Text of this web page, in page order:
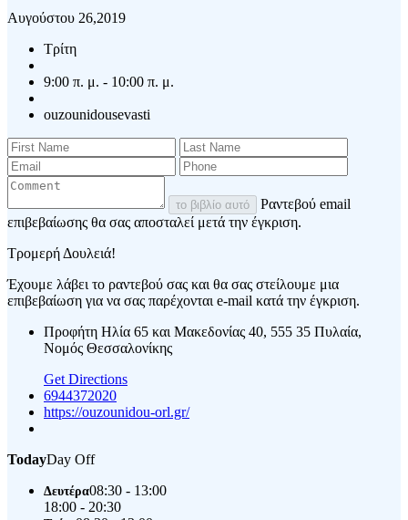
Αυγούστου 26,2019
Τρίτη
9:00 π. μ. - 10:00 π. μ.
ouzounidousevasti
το βιβλίο αυτό
Ραντεβού email
επιβεβαίωσης θα σας αποσταλεί μετά την έγκριση.
Τρομερή Δουλειά!
Έχουμε λάβει το ραντεβού σας και θα σας στείλουμε μια
επιβεβαίωση για να σας παρέχονται e-mail κατά την έγκριση.
Προφήτη Ηλία 65 και Μακεδονίας 40, 555 35 Πυλαία,
Νομός Θεσσαλονίκης
Get Directions
6944372020
https://ouzounidou-orl.gr/
TodayDay Off
Δευτέρα08:30 - 13:00
18:00 - 20:30